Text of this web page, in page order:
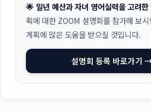
🌟 일년 예산과 자녀 영어실력을 고려한
획에 대한 ZOOM 설명회를 참가해 보
계획에 많은 도움을 받으실 것입니다.
설명회 등록 바로가기